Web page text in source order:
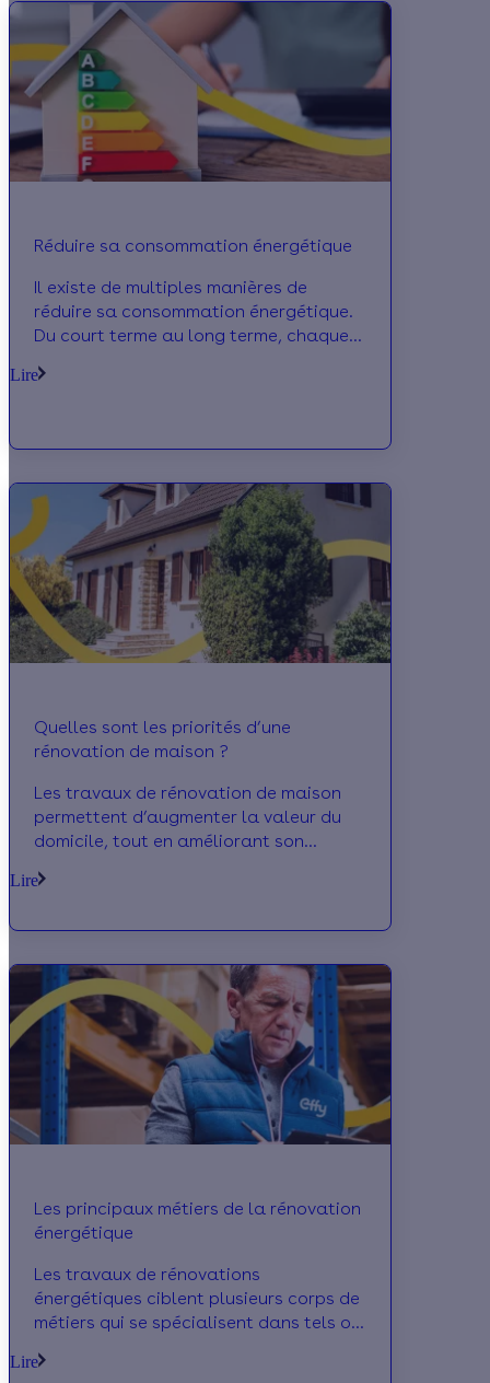
Réduire sa consommation énergétique
Il existe de multiples manières de
réduire sa consommation énergétique.
Du court terme au long terme, chaque
de son habitation tout en réduisant les
Lire
Quelles sont les priorités d’une
rénovation de maison ?
Les travaux de rénovation de maison
permettent d’augmenter la valeur du
domicile, tout en améliorant son
de la consommation énergétique.
différents éléments pouvant faire
l’objet de ce type d’ouvrage au sein
d’une habitation.
Lire
Les principaux métiers de la rénovation
énergétique
Les travaux de rénovations
énergétiques ciblent plusieurs corps de
métiers qui se spécialisent dans tels ou
différents corps de métiers existants
Lire